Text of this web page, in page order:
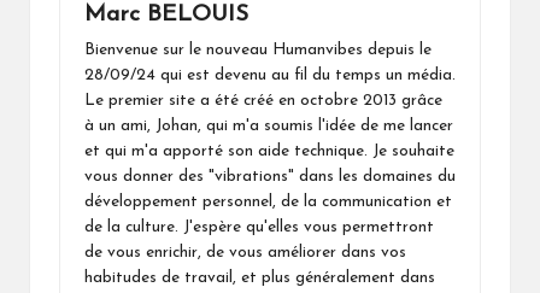
Marc BELOUIS
Bienvenue sur le nouveau Humanvibes depuis le
28/09/24 qui est devenu au fil du temps un média.
Le premier site a été créé en octobre 2013 grâce
à un ami, Johan, qui m'a soumis l'idée de me lancer
et qui m'a apporté son aide technique. Je souhaite
vous donner des "vibrations" dans les domaines du
développement personnel, de la communication et
de la culture. J'espère qu'elles vous permettront
de vous enrichir, de vous améliorer dans vos
habitudes de travail, et plus généralement dans